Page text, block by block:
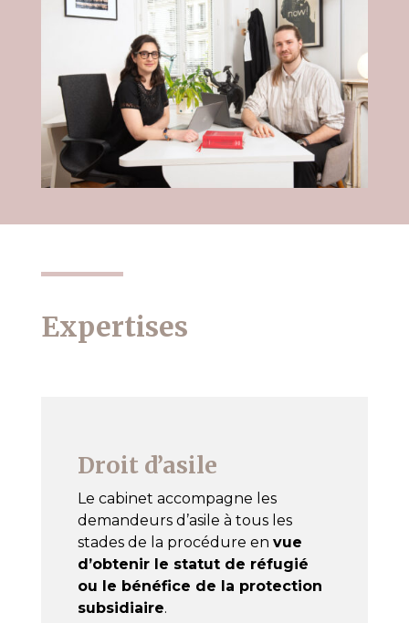
Expertises
Droit d’asile
Le cabinet accompagne les
demandeurs d’asile à tous les
stades de la procédure en vue
d’obtenir le statut de réfugié
ou le bénéfice de la protection
subsidiaire.